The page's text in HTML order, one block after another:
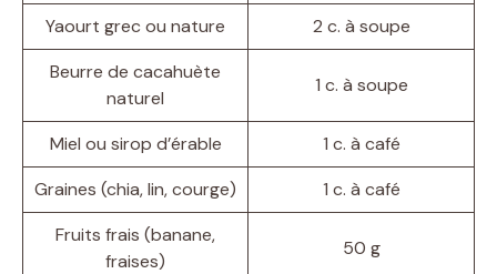
Yaourt grec ou nature
2 c. à soupe
Beurre de cacahuète
naturel
1 c. à soupe
Miel ou sirop d’érable
1 c. à café
Graines (chia, lin, courge)
1 c. à café
Fruits frais (banane,
fraises)
50 g